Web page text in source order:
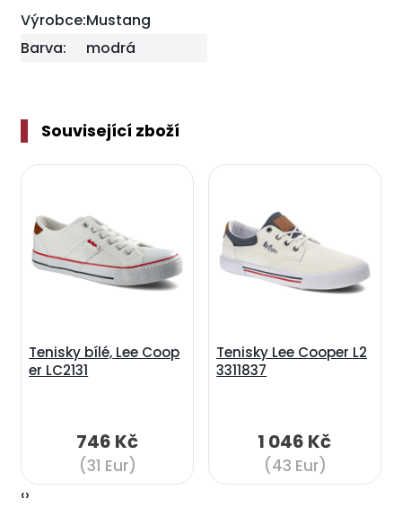
Výrobce:Mustang
Barva:
modrá
Související zboží
Tenisky bílé, Lee Coop
er LC2131
746 Kč
(31 Eur)
Tenisky Lee Cooper L2
3311837
1 046 Kč
(43 Eur)
‹›